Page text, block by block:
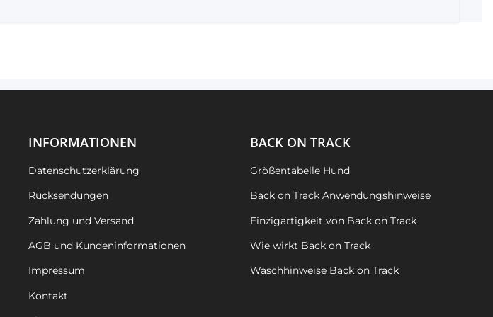
INFORMATIONEN
Datenschutzerklärung
Rücksendungen
Zahlung und Versand
AGB und Kundeninformationen
Impressum
Kontakt
BACK ON TRACK
Größentabelle Hund
Back on Track Anwendungshinweise
Einzigartigkeit von Back on Track
Wie wirkt Back on Track
Waschhinweise Back on Track